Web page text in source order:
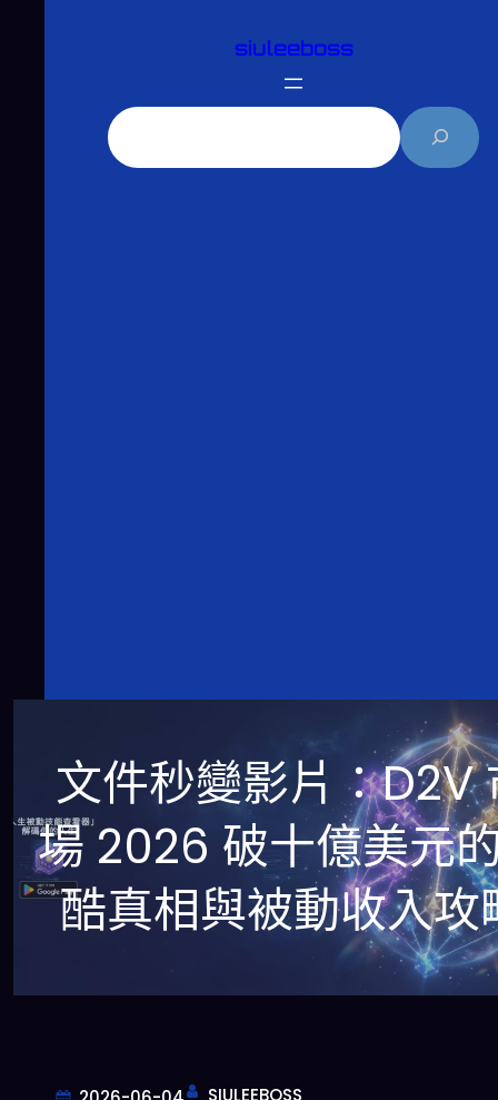
siuleeboss
文件秒變影片：D2V
場 2026 破十億美元
酷真相與被動收入攻
SIULEEBOSS